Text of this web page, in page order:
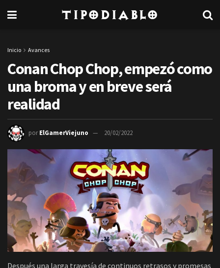
TipoDiablo
Inicio Avances
Conan Chop Chop, empezó como
una broma y en breve será
realidad
por ElGamerViejuno 20/02/2022
Después una larga travesía de continuos retrasos y promesas